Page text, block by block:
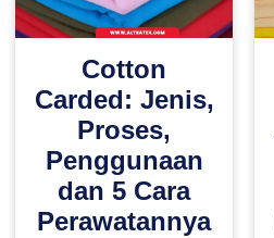
Cotton
Carded: Jenis,
Proses,
Penggunaan
dan 5 Cara
Perawatannya